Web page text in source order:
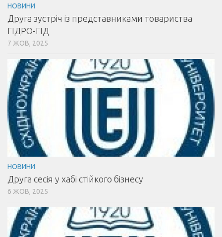
НОВИНИ
Друга зустріч із представниками товариства
ГІДРО-ГІД
7 ЖОВ, 2025
НОВИНИ
Друга сесія у хабі стійкого бізнесу
6 ЖОВ, 2025